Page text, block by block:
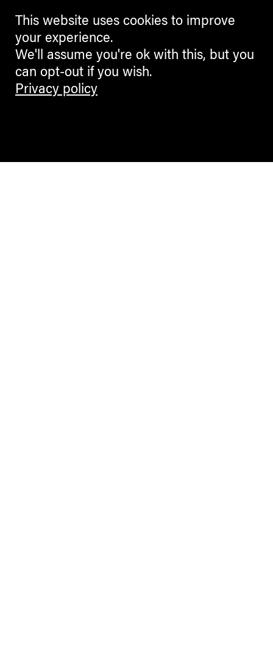
This website uses cookies to improve
your experience.
We'll assume you're ok with this, but you
can opt-out if you wish.
Privacy policy